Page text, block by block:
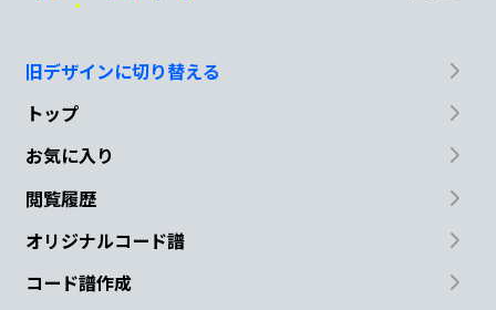
旧デザインに切り替える
トップ
お気に入り
閲覧履歴
オリジナルコード譜
コード譜作成